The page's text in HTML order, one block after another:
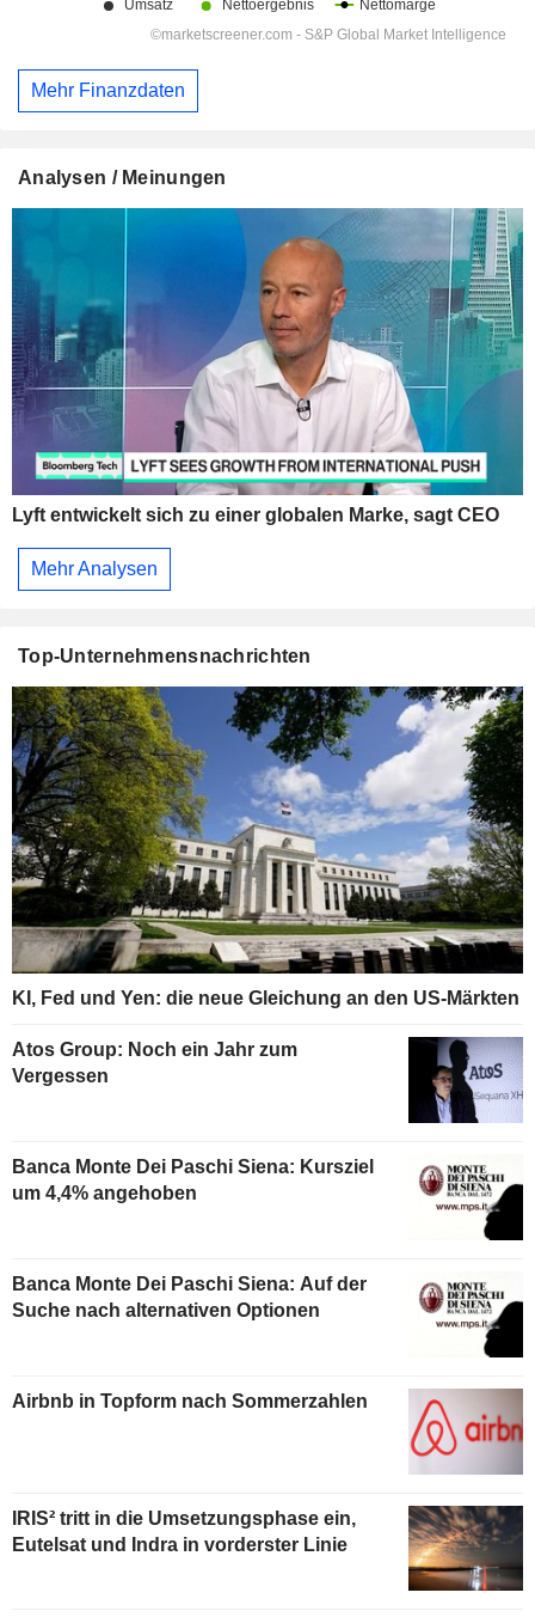
Mehr Finanzdaten
Analysen / Meinungen
Lyft entwickelt sich zu einer globalen Marke, sagt CEO
Mehr Analysen
Top-Unternehmensnachrichten
KI, Fed und Yen: die neue Gleichung an den US-Märkten
Atos Group: Noch ein Jahr zum
Vergessen
Banca Monte Dei Paschi Siena: Kursziel
um 4,4% angehoben
Banca Monte Dei Paschi Siena: Auf der
Suche nach alternativen Optionen
Airbnb in Topform nach Sommerzahlen
IRIS² tritt in die Umsetzungsphase ein,
Eutelsat und Indra in vorderster Linie